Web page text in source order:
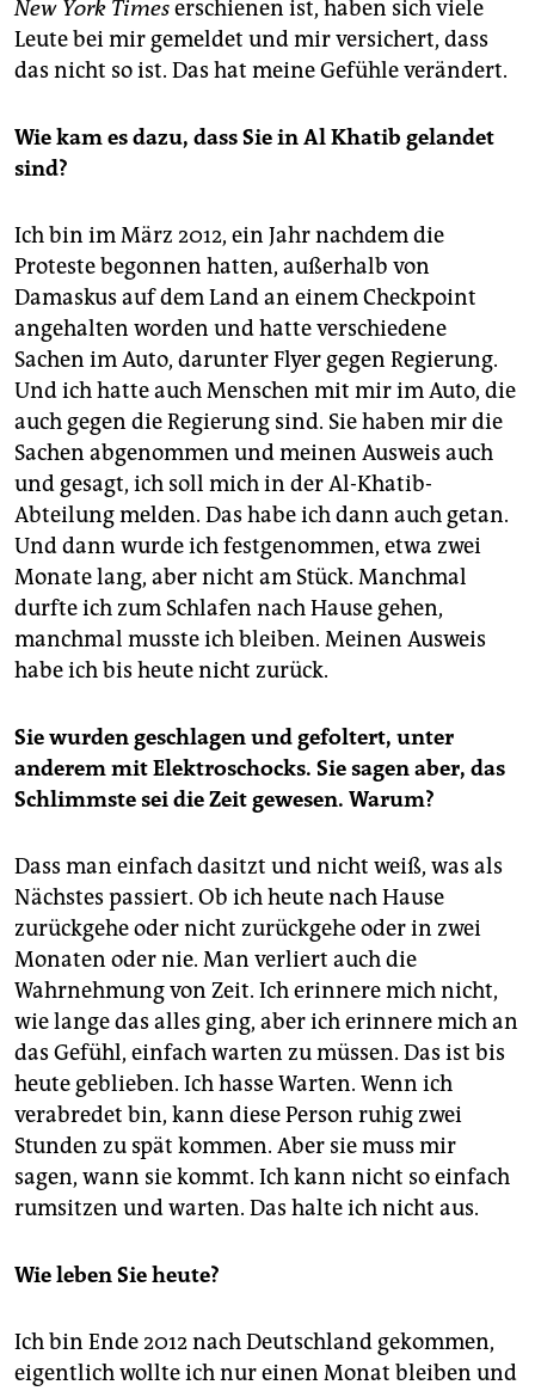
New York Timeserschienen ist, haben sich viele
Leute bei mir gemeldet und mir versichert, dass
das nicht so ist. Das hat meine Gefühle verändert.
Wie kam es dazu, dass Sie in Al Khatib gelandet
sind?
Ich bin im März 2012, ein Jahr nachdem die
Proteste begonnen hatten, außerhalb von
Damaskus auf dem Land an einem Checkpoint
angehalten worden und hatte verschiedene
Sachen im Auto, darunter Flyer gegen Regierung.
Und ich hatte auch Menschen mit mir im Auto, die
auch gegen die Regierung sind. Sie haben mir die
Sachen abgenommen und meinen Ausweis auch
und gesagt, ich soll mich in der Al-Khatib-
Abteilung melden. Das habe ich dann auch getan.
Und dann wurde ich festgenommen, etwa zwei
Monate lang, aber nicht am Stück. Manchmal
durfte ich zum Schlafen nach Hause gehen,
manchmal musste ich bleiben. Meinen Ausweis
habe ich bis heute nicht zurück.
Sie wurden geschlagen und gefoltert, unter
anderem mit Elektroschocks. Sie sagen aber, das
Schlimmste sei die Zeit gewesen. Warum?
Dass man einfach dasitzt und nicht weiß, was als
Nächstes passiert. Ob ich heute nach Hause
zurückgehe oder nicht zurückgehe oder in zwei
Monaten oder nie. Man verliert auch die
Wahrnehmung von Zeit. Ich erinnere mich nicht,
wie lange das alles ging, aber ich erinnere mich an
das Gefühl, einfach warten zu müssen. Das ist bis
heute geblieben. Ich hasse Warten. Wenn ich
verabredet bin, kann diese Person ruhig zwei
Stunden zu spät kommen. Aber sie muss mir
sagen, wann sie kommt. Ich kann nicht so einfach
rumsitzen und warten. Das halte ich nicht aus.
Wie leben Sie heute?
Ich bin Ende 2012 nach Deutschland gekommen,
eigentlich wollte ich nur einen Monat bleiben und